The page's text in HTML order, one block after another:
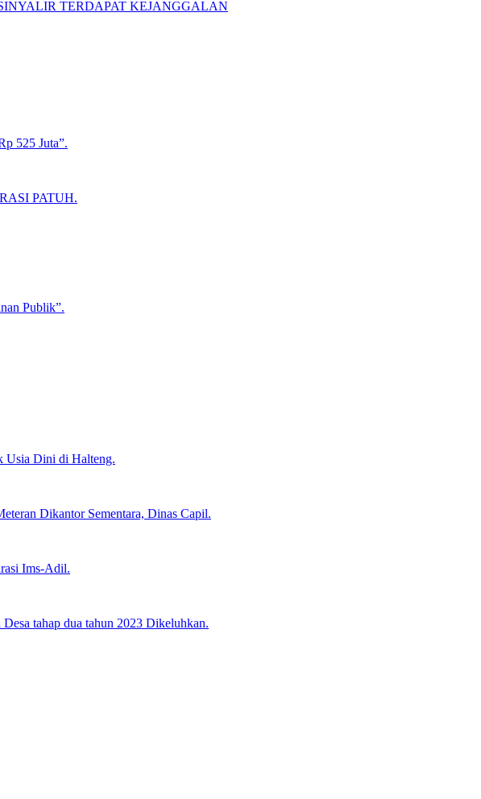
TERDAPAT KEJANGGALAN
525 Juta”.
PATUH.
Publik”.
Usia Dini di Halteng.
Dikantor Sementara, Dinas Capil.
Ims-Adil.
tahap dua tahun 2023 Dikeluhkan.